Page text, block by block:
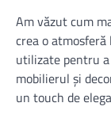
Am văzut cum
crea o
utilizate pentru
mobilierul și
un touch de